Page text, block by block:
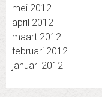
mei 2012
april 2012
maart 2012
februari 2012
januari 2012